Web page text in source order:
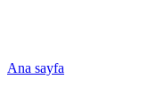
Ana sayfa